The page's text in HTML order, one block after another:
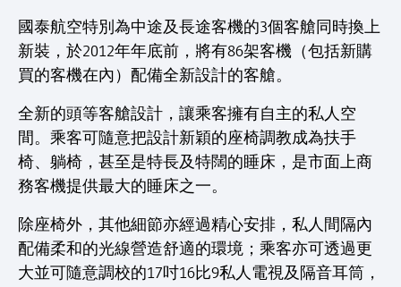
國泰航空特別為中途及長途客機的3個客艙同時換上
新裝，於2012年年底前，將有86架客機（包括新購
買的客機在內）配備全新設計的客艙。
全新的頭等客艙設計，讓乘客擁有自主的私人空
間。乘客可隨意把設計新穎的座椅調教成為扶手
椅、躺椅，甚至是特長及特闊的睡床，是市面上商
務客機提供最大的睡床之一。
除座椅外，其他細節亦經過精心安排，私人間隔內
配備柔和的光線營造舒適的環境；乘客亦可透過更
大並可隨意調校的17吋16比9私人電視及隔音耳筒，